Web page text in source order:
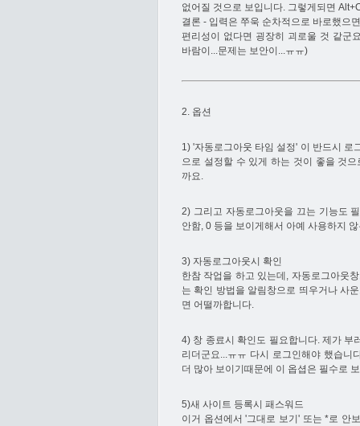
없어질 것으로 보입니다. 그렇게되면
결론 - 입력은 쭈욱 순차적으로 바로했으
편리성이 없다면 굉장히 괴로울 것 같군
바람이...문제는 보안이...ㅠㅠ)
2. 옵션
1) '자동로그아웃 타임 설정' 이 반드시 로
으로 설정할 수 있게 하는 것이 좋을 것
까요.
2) 그리고 자동로그아웃을 끄는 기능도
안함, 0 등을 보이게해서 아예 사용하지
3) 자동로그아웃시 확인
한참 작업을 하고 있는데, 자동로그아웃
는 확인 방법을 알림창으로 띄우거나 사
면 어떨까합니다.
4) 창 종료시 확인도 필요합니다. 제가 부
리더군요...ㅠㅠ 다시 로그인해야 했습
더 많아 보이기때문에 이 옵셥은 필수로
5)새 사이트 등록시 패스워드
이거 옵션에서 '그대로 보기' 또는 *로 안